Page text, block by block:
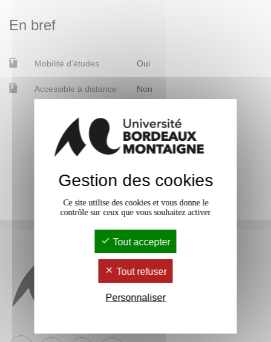
En bref
Mobilité d'études Oui
Accessible à distance Non
Gestion des cookies
Ce site utilise des cookies et vous donne le
contrôle sur ceux que vous souhaitez activer
Tout accepter
Tout refuser
Personnaliser